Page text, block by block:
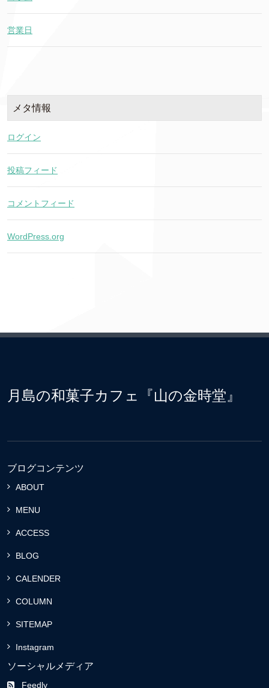
営業日
メタ情報
ログイン
投稿フィード
コメントフィード
WordPress.org
月島の和菓子カフェ『山の金時堂』
ブログコンテンツ
ABOUT
MENU
ACCESS
BLOG
CALENDER
COLUMN
SITEMAP
Instagram
ソーシャルメディア
Feedly